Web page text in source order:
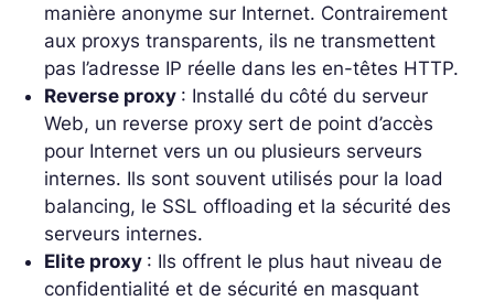
manière anonyme sur Internet. Contrairement
aux proxys transparents, ils ne transmettent
pas l’adresse IP réelle dans les en-têtes HTTP.
Reverse proxy : Installé du côté du serveur
Web, un reverse proxy sert de point d’accès
pour Internet vers un ou plusieurs serveurs
internes. Ils sont souvent utilisés pour la load
balancing, le SSL offloading et la sécurité des
serveurs internes.
Elite proxy : Ils offrent le plus haut niveau de
confidentialité et de sécurité en masquant